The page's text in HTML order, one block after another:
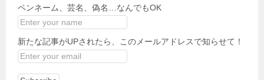
ペンネーム、芸名、偽名…なんでもOK
新たな記事がUPされたら、このメールアドレスで知らせて！